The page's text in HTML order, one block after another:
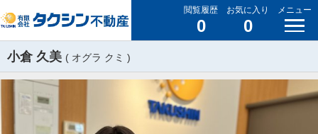
閲覧履歴
0
お気に入り
0
メニュー
小倉 久美 ( オグラ クミ )